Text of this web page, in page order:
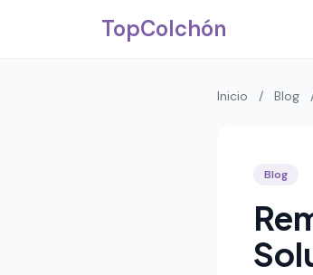
TopColchón
Inicio / Blog
Blog